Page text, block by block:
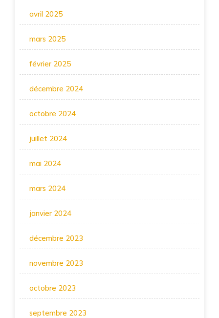
avril 2025
mars 2025
février 2025
décembre 2024
octobre 2024
juillet 2024
mai 2024
mars 2024
janvier 2024
décembre 2023
novembre 2023
octobre 2023
septembre 2023